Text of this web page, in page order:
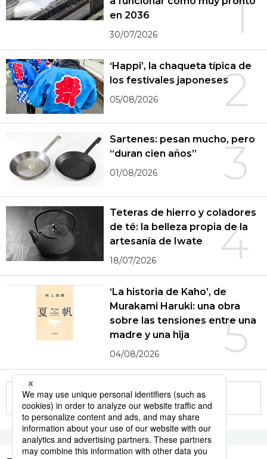
1
en 2036
30/07/2026
2
‘Happi’, la chaqueta típica de
los festivales japoneses
05/08/2026
3
Sartenes: pesan mucho, pero
“duran cien años”
01/08/2026
4
Teteras de hierro y coladores
de té: la belleza propia de la
artesanía de Iwate
18/07/2026
5
‘La historia de Kaho’, de
Murakami Haruki: una obra
sobre las tensiones entre una
madre y una hija
04/08/2026
More in this series